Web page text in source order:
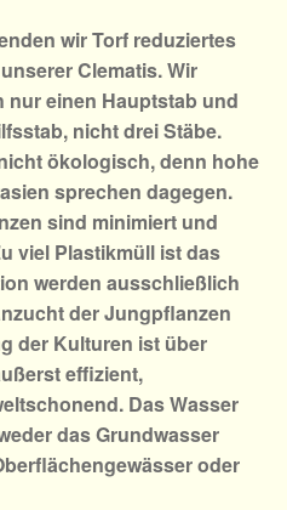
wir Torf reduziertes
Clematis.Wir
einen Hauptstab und
nicht drei Stäbe.
ökologisch, denn hohe
sprechen dagegen.
sind minimiert und
viel Plastikmüll ist das
werden ausschließlich
der Jungpflanzen
der Kulturen ist über
effizient,
Das Wasser
das Grundwasser
oder